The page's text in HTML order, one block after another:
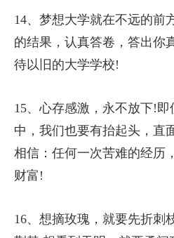
14、梦想大学就在不远的前
的结果，认真答卷，答出你
待以旧的大学学校!
15、心存感激，永不放下!
中，我们也要有抬起头，直
相信：任何一次苦难的经历
财富!
16、想摘玫瑰，就要先折刺